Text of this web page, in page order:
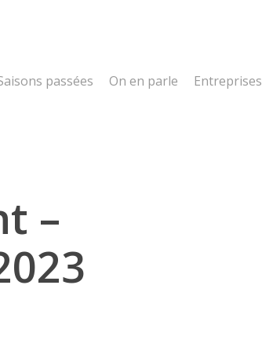
passées On en parle Entreprises
–